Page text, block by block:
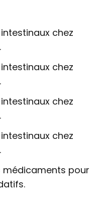
chez
chez
chez
chez
médicaments pour